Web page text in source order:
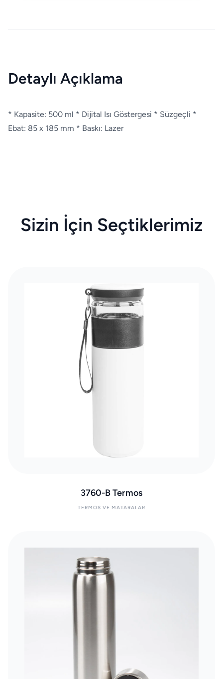
Detaylı Açıklama
* Kapasite: 500 ml * Dijital Isı Göstergesi * Süzgeçli *
Ebat: 85 x 185 mm * Baskı: Lazer
Sizin İçin Seçtiklerimiz
3760-B Termos
TERMOS VE MATARALAR